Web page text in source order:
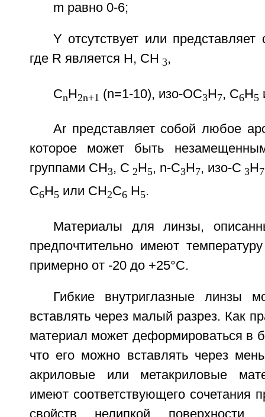
m равно 0-6;
Y отсутствует или
где R является H, CH 3,
CnH2n+1 (n=1-10), изо-OC3H7, C6H5
Ar представляет собой любое
которое может быть
группами CH3, C 2H5, n-C3H7, изо-C 3H7
C6H5 или CH2C6 H5.
Материалы для линзы,
предпочтительно имеют
примерно от -20 до +25°C.
Гибкие внутриглазные линзы
вставлять через малый разрез. Как
материал может деформироваться в
что его можно вставлять через
акриловые или метакриловые
имеют соответствующего сочетания
свойств нелипкой поверхности,